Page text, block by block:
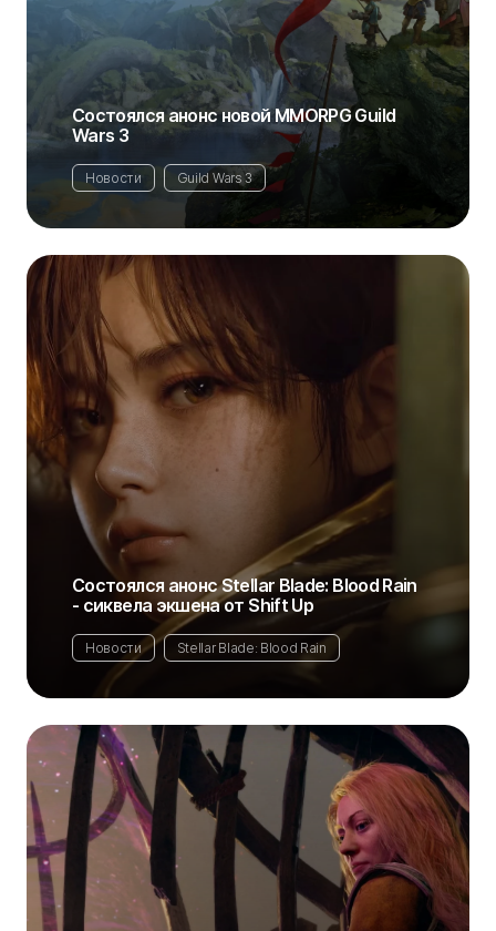
Состоялся анонс новой MMORPG Guild
Wars 3
Новости Guild Wars 3
Состоялся анонс Stellar Blade: Blood Rain
- сиквела экшена от Shift Up
Новости Stellar Blade: Blood Rain